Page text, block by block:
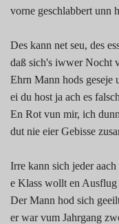
vorne geschlabbert unn
Des kann net seu, des
daß sich's iwwer Nocht
Ehrn Mann hods geseje
ei du host ja ach es
En Rot vun mir, ich
dut nie eier Gebisse
Irre kann sich jeder
e Klass wollt en Ausflug
Der Mann hod sich
er war vum Jahrgang